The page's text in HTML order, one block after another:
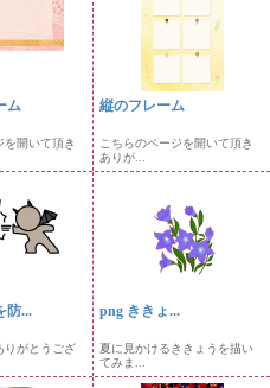
ム
を開いて頂き
縦のフレーム
こちらのページを開いて頂き
ありが...
防...
りがとうござ
png ききょ...
夏に見かけるききょうを描い
てみま...